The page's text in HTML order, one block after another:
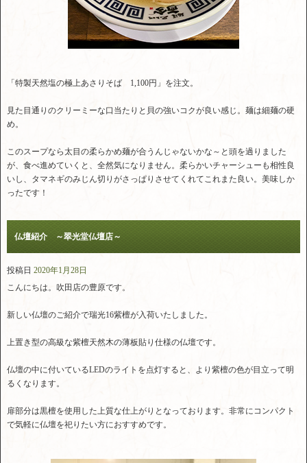
「特製天然塩の極上あさりそば 1,100円」を注文。
見た目通りのクリーミーな口当たりと貝の強いコクが良い感じ。麺は細麺の硬
め。
このスープなら太目の柔らかめ麺が合うんじゃないかな～と頭を過りました
が、食べ進めていくと、全然気になりません。柔らかいチャーシューも相性良
いし、タマネギのみじん切りがさっぱりさせてくれてこれまた良い。美味しか
ったです！
仏壇紹介 ～翠光堂仏壇店～
投稿日 2020年1月28日
こんにちは。吹田店の豊原です。
新しい仏壇のご紹介で瑞光16紫檀が入荷いたしました。
上置き型の高級な紫檀天然木の薄板貼り仕様の仏壇です。
仏壇の中に付いているLEDのライトを点灯すると、より紫檀の色が目立って明
るくなります。
扉部分は黒檀を使用した上質な仕上がりとなっております。非常にコンパクト
で気軽に仏壇を祀りたい方におすすめです。